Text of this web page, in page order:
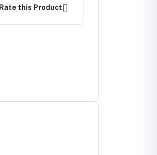
Rate this Product